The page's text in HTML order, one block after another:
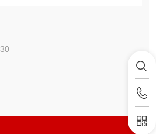
足月胎儿模型、高级新生儿模型、